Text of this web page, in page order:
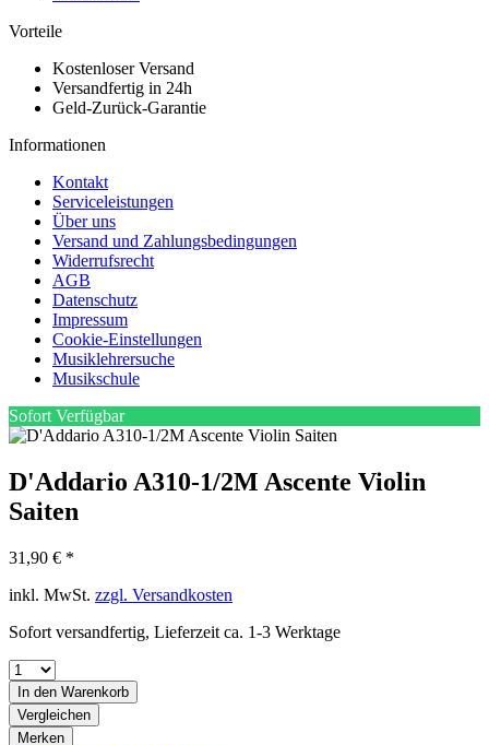
Vorteile
Kostenloser Versand
Versandfertig in 24h
Geld-Zurück-Garantie
Informationen
Kontakt
Serviceleistungen
Über uns
Versand und Zahlungsbedingungen
Widerrufsrecht
AGB
Datenschutz
Impressum
Cookie-Einstellungen
Musiklehrersuche
Musikschule
Sofort Verfügbar
D'Addario A310-1/2M Ascente Violin
Saiten
31,90 € *
inkl. MwSt. zzgl. Versandkosten
Sofort versandfertig, Lieferzeit ca. 1-3 Werktage
In den Warenkorb
Vergleichen
Merken